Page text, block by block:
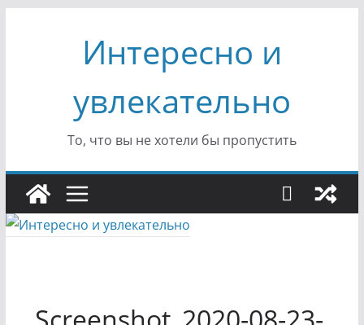
содержимомуИнтересно и
увлекательно
То, что вы не хотели бы пропустить